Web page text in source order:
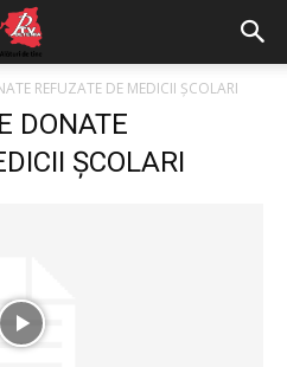
REFUZATE DE MEDICII ȘCOLARI
DONATE
ȘCOLARI